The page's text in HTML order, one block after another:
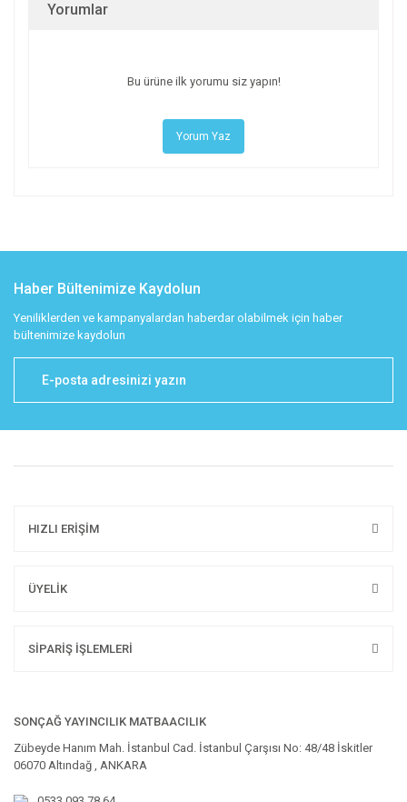
Yorumlar
Bu ürüne ilk yorumu siz yapın!
Yorum Yaz
Haber Bültenimize Kaydolun
Yeniliklerden ve kampanyalardan haberdar olabilmek için haber
bültenimize kaydolun
HIZLI ERİŞİM
ÜYELİK
SİPARİŞ İŞLEMLERİ
SONÇAĞ YAYINCILIK MATBAACILIK
Zübeyde Hanım Mah. İstanbul Cad. İstanbul Çarşısı No: 48/48 İskitler
06070 Altındağ , ANKARA